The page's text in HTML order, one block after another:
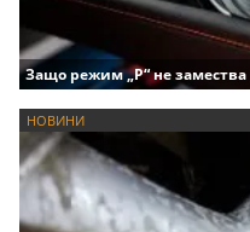
Защо режим „P“ не
НОВИНИ